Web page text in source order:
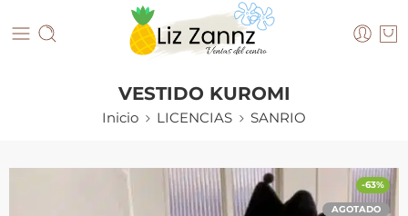
VESTIDO KUROMI
Inicio LICENCIAS SANRIO
-63%
AGOTADO